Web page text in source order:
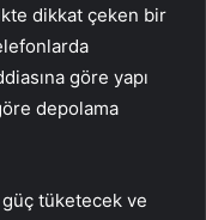
dikkat çeken bir
göre yapı
depolama
tüketecek ve